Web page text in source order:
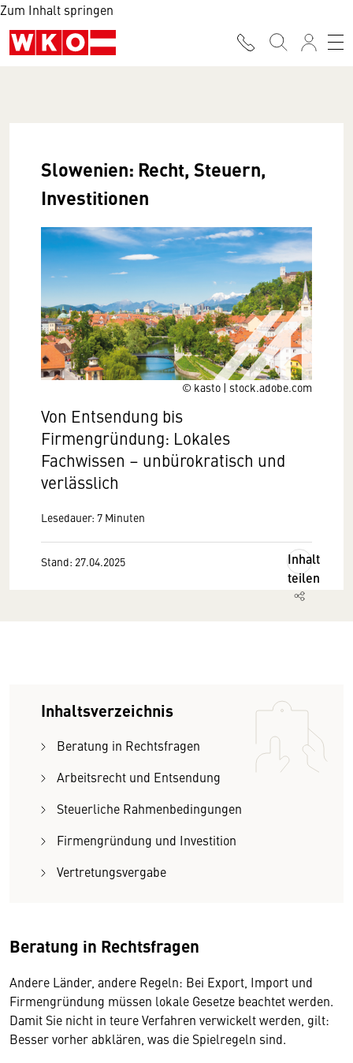
Zum Inhalt springen
© kasto | stock.adobe.com
Slowenien: Recht, Steuern,
Investitionen
Von Entsendung bis
Firmengründung: Lokales
Fachwissen – unbürokratisch und
verlässlich
Lesedauer: 7 Minuten
Stand: 27.04.2025
Inhalt
teilen
Inhaltsverzeichnis
Beratung in Rechtsfragen
Arbeitsrecht und Entsendung
Steuerliche Rahmenbedingungen
Firmengründung und Investition
Vertretungsvergabe
Beratung in Rechtsfragen
Andere Länder, andere Regeln: Bei Export, Import und
Firmengründung müssen lokale Gesetze beachtet werden.
Damit Sie nicht in teure Verfahren verwickelt werden, gilt:
Besser vorher abklären, was die Spielregeln sind.